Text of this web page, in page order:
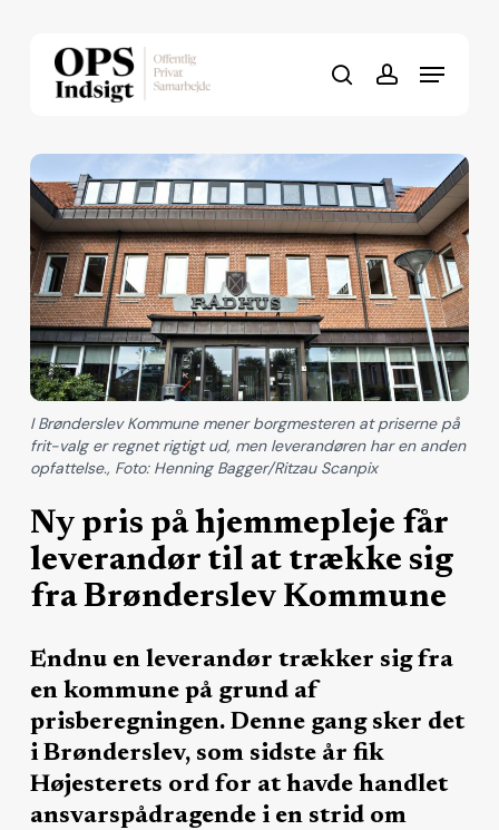
searchaccount
Menu
Ny pris på hjemmepleje får
leverandør til at trække sig
fra Brønderslev Kommune
Endnu en leverandør trækker sig fra
en kommune på grund af
prisberegningen. Denne gang sker det
i Brønderslev, som sidste år fik
Højesterets ord for at havde handlet
ansvarspådragende i en strid om
I Brønderslev Kommune mener borgmesteren at priserne på
frit-valg er regnet rigtigt ud, men leverandøren har en anden
opfattelse., Foto: Henning Bagger/Ritzau Scanpix
Close